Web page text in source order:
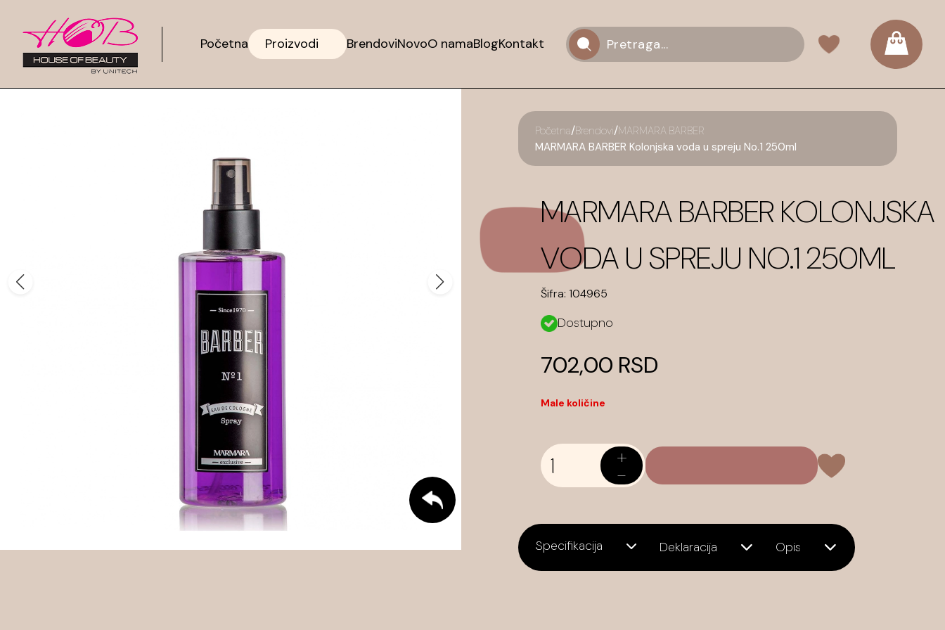
Početna Proizvodi BrendoviNovoO namaBlogKontakt
Početna/Brendovi/MARMARA BARBER
MARMARA BARBER Kolonjska voda u spreju No.1 250ml
MARMARA BARBER KOLONJSKA
VODA U SPREJU NO.1 250ML
Šifra: 104965
Dostupno
702,00 RSD
Male količine
+
-
Specifikacija Deklaracija Opis